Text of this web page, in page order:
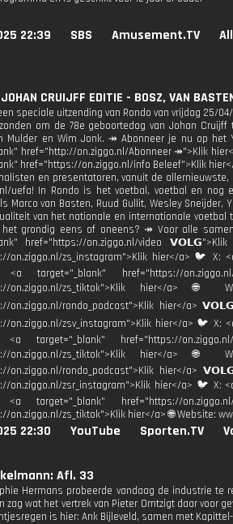
22:39 SBS Amusement.TV
CRUIJFF EDITIE - BOSZ, VAN
speciale uitzending van Rondo van vrijdag 25/
om de 78e geboortedag van Johan
Mulder en Wim Jonk. ↠ Abonneer je nu op het
href="http://on.ziggo.nl/Abonneer ↠">Klik
href="https://on.ziggo.nl/info Beleef">Klik
en presentatoren, vanuit de
uefa! In Rondo is het voetbal, voetbal en
Marco van Basten, Ruud Gullit, Wesley
van het nationale en internationale
grondig eens of oneens? ↠ Voor alle
href="https://on.ziggo.nl/video
on.ziggo.nl/zs_instagram">Klik hier</a> 🐦 X:
<a target="_blank" href="https://
on.ziggo.nl/zs_tiktok">Klik hier</a>
on.ziggo.nl/rondo_podcast">Klik hier</
on.ziggo.nl/zsv_instagram">Klik hier</a> 🐦 X:
<a target="_blank" href="https://
on.ziggo.nl/zs_tiktok">Klik hier</a>
on.ziggo.nl/rondo_podcast">Klik hier</
on.ziggo.nl/zsr_instagram">Klik hier</a> 🐦 X:
<a target="_blank" href="https://
on.ziggo.nl/zs_tiktok">Klik hier</a> 🌐 Website:
22:30 YouTube Sporten.TV
Afl. 33
Hermans probeerde vandaag de industrie
zag wat het vertrek van Pieter Omtzigt daar voor
is hier: Ank Bijleveld, samen met